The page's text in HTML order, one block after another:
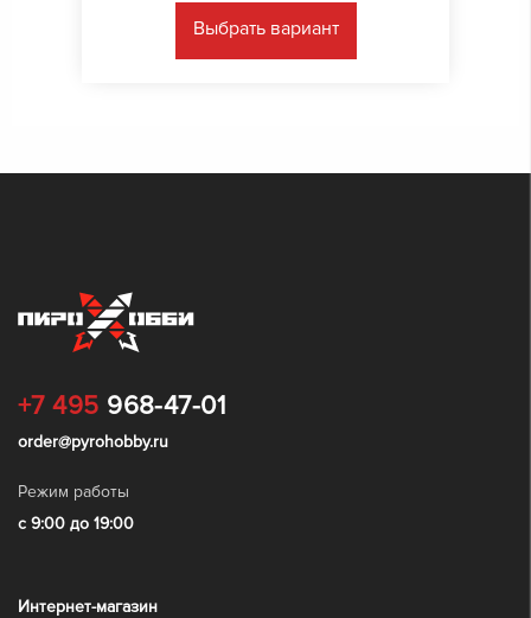
Выбрать вариант
+7 495 968-47-01
order@pyrohobby.ru
Режим работы
с 9:00 до 19:00
Интернет-магазин